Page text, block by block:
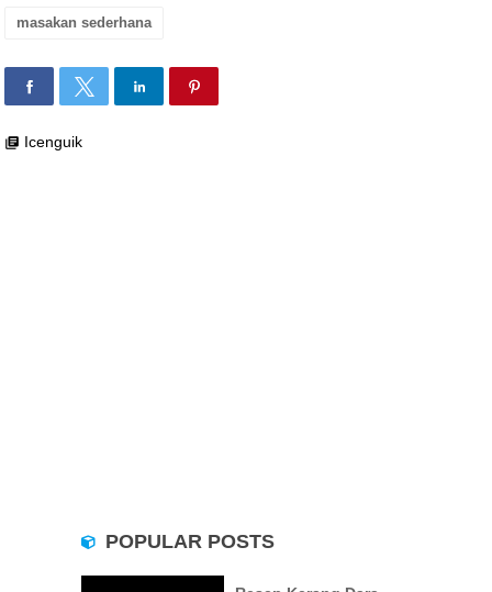
masakan sederhana
library_books Icenguik
POPULAR POSTS